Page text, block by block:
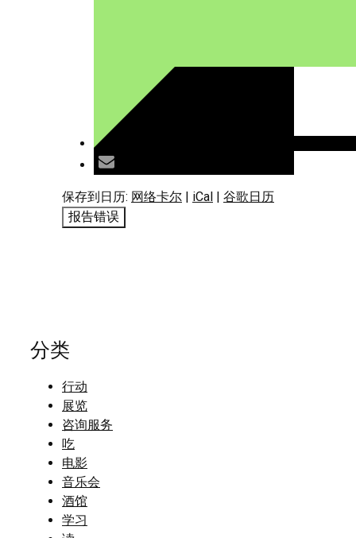
保存到日历: 网络卡尔 | iCal | 谷歌日历
报告错误
分类
行动
展览
咨询服务
吃
电影
音乐会
酒馆
学习